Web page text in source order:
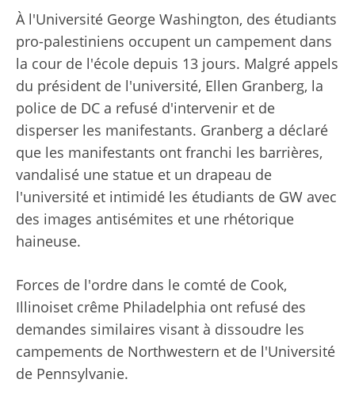
À l'Université George Washington, des étudiants
pro-palestiniens occupent un campement dans
la cour de l'école depuis 13 jours. Malgré appels
du président de l'université, Ellen Granberg, la
police de DC a refusé d'intervenir et de
disperser les manifestants. Granberg a déclaré
que les manifestants ont franchi les barrières,
vandalisé une statue et un drapeau de
l'université et intimidé les étudiants de GW avec
des images antisémites et une rhétorique
haineuse.
Forces de l'ordre dans le comté de Cook,
Illinoiset crême Philadelphia ont refusé des
demandes similaires visant à dissoudre les
campements de Northwestern et de l'Université
de Pennsylvanie.